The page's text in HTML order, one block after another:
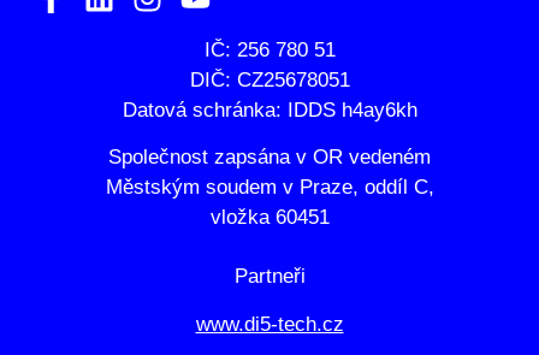
IČ: 256 780 51
DIČ: CZ25678051
Datová schránka: IDDS h4ay6kh
Společnost zapsána v OR vedeném
Městským soudem v Praze, oddíl C,
vložka 60451
Partneři
www.di5-tech.cz